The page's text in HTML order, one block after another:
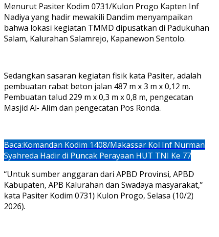
Menurut Pasiter Kodim 0731/Kulon Progo Kapten Inf
Nadiya yang hadir mewakili Dandim menyampaikan
bahwa lokasi kegiatan TMMD dipusatkan di Padukuhan
Salam, Kalurahan Salamrejo, Kapanewon Sentolo.
Sedangkan sasaran kegiatan fisik kata Pasiter, adalah
pembuatan rabat beton jalan 487 m x 3 m x 0,12 m.
Pembuatan talud 229 m x 0,3 m x 0,8 m, pengecatan
Masjid Al- Alim dan pengecatan Pos Ronda.
Baca:Komandan Kodim 1408/Makassar Kol Inf Nurman
Syahreda Hadir di Puncak Perayaan HUT TNI Ke 77
“Untuk sumber anggaran dari APBD Provinsi, APBD
Kabupaten, APB Kalurahan dan Swadaya masyarakat,”
kata Pasiter Kodim 0731) Kulon Progo, Selasa (10/2)
2026).